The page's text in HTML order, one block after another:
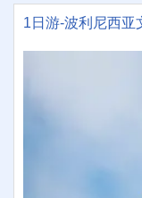
1日游-波利尼西亚